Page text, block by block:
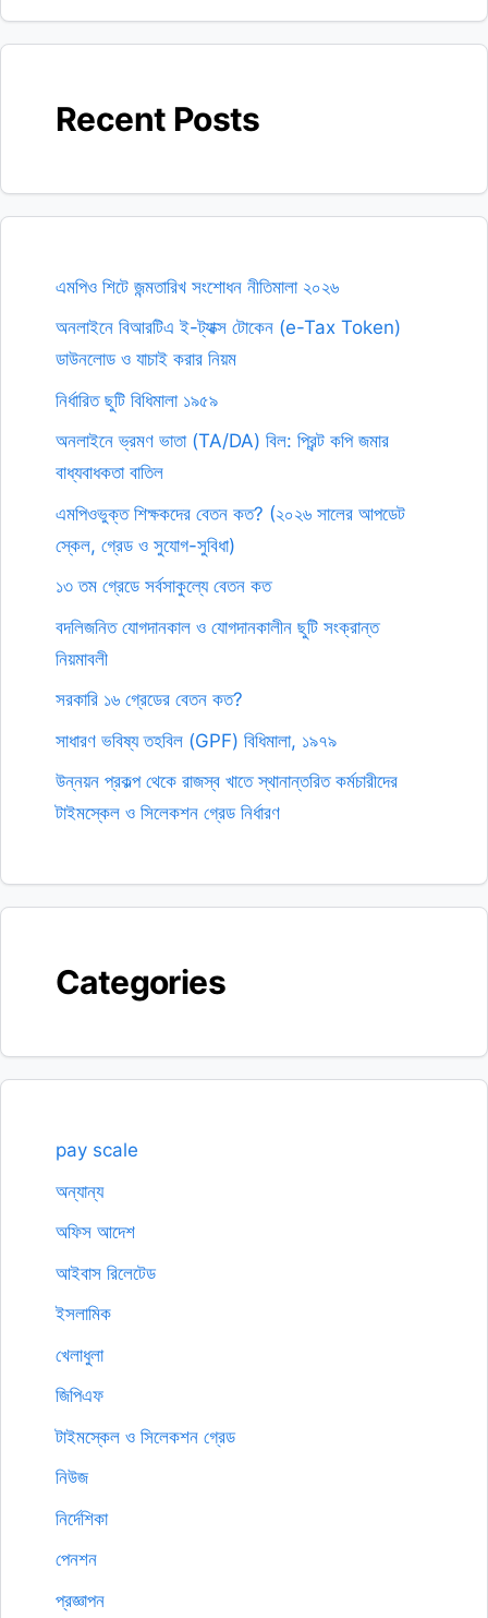
Recent Posts
এমপিও শিটে জন্মতারিখ সংশোধন নীতিমালা ২০২৬
অনলাইনে বিআরটিএ ই-ট্যাক্স টোকেন (e-Tax Token)
ডাউনলোড ও যাচাই করার নিয়ম
নির্ধারিত ছুটি বিধিমালা ১৯৫৯
অনলাইনে ভ্রমণ ভাতা (TA/DA) বিল: প্রিন্ট কপি জমার
বাধ্যবাধকতা বাতিল
এমপিওভুক্ত শিক্ষকদের বেতন কত? (২০২৬ সালের আপডেট
স্কেল, গ্রেড ও সুযোগ-সুবিধা)
১৩ তম গ্রেডে সর্বসাকুল্যে বেতন কত
বদলিজনিত যোগদানকাল ও যোগদানকালীন ছুটি সংক্রান্ত
নিয়মাবলী
সরকারি ১৬ গ্রেডের বেতন কত?
সাধারণ ভবিষ্য তহবিল (GPF) বিধিমালা, ১৯৭৯
উন্নয়ন প্রকল্প থেকে রাজস্ব খাতে স্থানান্তরিত কর্মচারীদের
টাইমস্কেল ও সিলেকশন গ্রেড নির্ধারণ
Categories
pay scale
অন্যান্য
অফিস আদেশ
আইবাস রিলেটেড
ইসলামিক
খেলাধুলা
জিপিএফ
টাইমস্কেল ও সিলেকশন গ্রেড
নিউজ
নির্দেশিকা
পেনশন
প্রজ্ঞাপন